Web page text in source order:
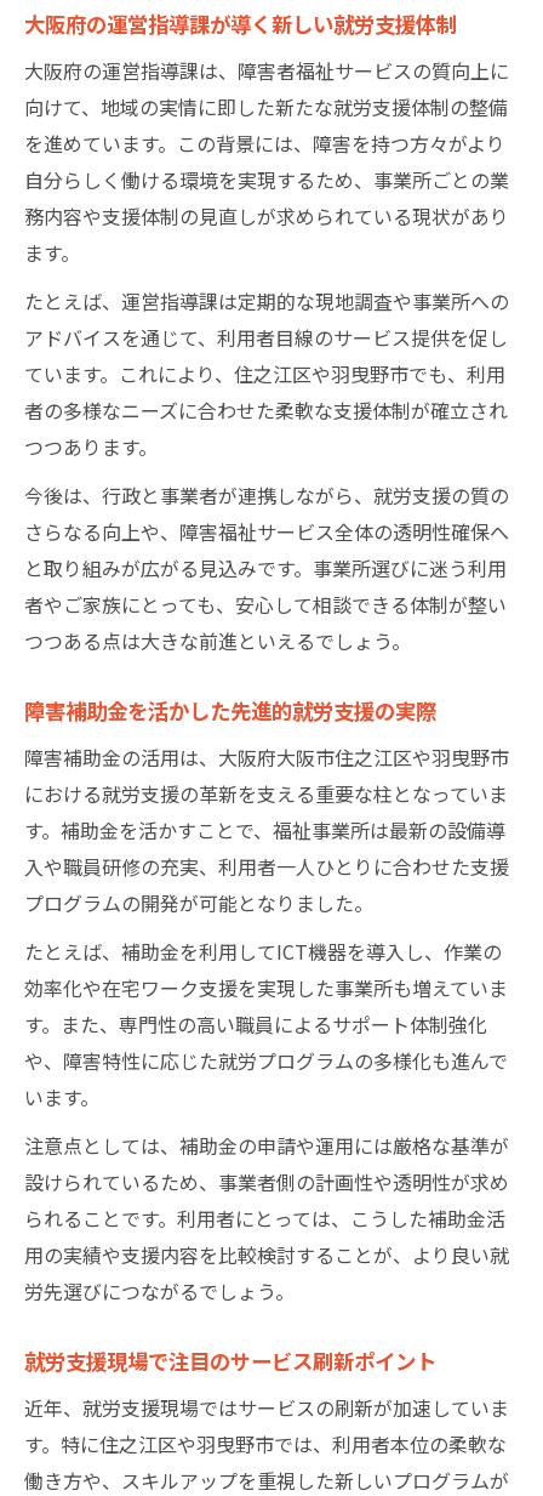
大阪府の運営指導課が導く新しい就労支援体制
大阪府の運営指導課は、障害者福祉サービスの質向上に
向けて、地域の実情に即した新たな就労支援体制の整備
を進めています。この背景には、障害を持つ方々がより
自分らしく働ける環境を実現するため、事業所ごとの業
務内容や支援体制の見直しが求められている現状があり
ます。
たとえば、運営指導課は定期的な現地調査や事業所への
アドバイスを通じて、利用者目線のサービス提供を促し
ています。これにより、住之江区や羽曳野市でも、利用
者の多様なニーズに合わせた柔軟な支援体制が確立され
つつあります。
今後は、行政と事業者が連携しながら、就労支援の質の
さらなる向上や、障害福祉サービス全体の透明性確保へ
と取り組みが広がる見込みです。事業所選びに迷う利用
者やご家族にとっても、安心して相談できる体制が整い
つつある点は大きな前進といえるでしょう。
障害補助金を活かした先進的就労支援の実際
障害補助金の活用は、大阪府大阪市住之江区や羽曳野市
における就労支援の革新を支える重要な柱となっていま
す。補助金を活かすことで、福祉事業所は最新の設備導
入や職員研修の充実、利用者一人ひとりに合わせた支援
プログラムの開発が可能となりました。
たとえば、補助金を利用してICT機器を導入し、作業の
効率化や在宅ワーク支援を実現した事業所も増えていま
す。また、専門性の高い職員によるサポート体制強化
や、障害特性に応じた就労プログラムの多様化も進んで
います。
注意点としては、補助金の申請や運用には厳格な基準が
設けられているため、事業者側の計画性や透明性が求め
られることです。利用者にとっては、こうした補助金活
用の実績や支援内容を比較検討することが、より良い就
労先選びにつながるでしょう。
就労支援現場で注目のサービス刷新ポイント
近年、就労支援現場ではサービスの刷新が加速していま
す。特に住之江区や羽曳野市では、利用者本位の柔軟な
働き方や、スキルアップを重視した新しいプログラムが